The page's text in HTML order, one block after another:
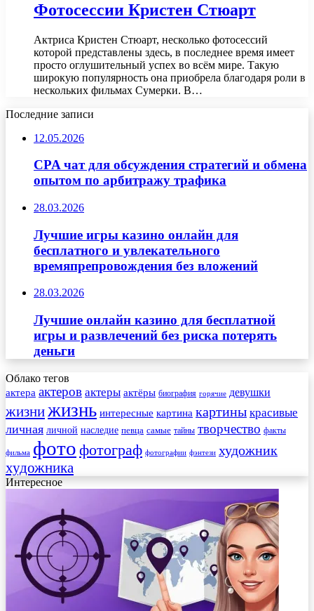
Фотосессии Кристен Стюарт
Актриса Кристен Стюарт, несколько фотосессий
которой представлены здесь, в последнее время имеет
просто оглушительный успех во всём мире. Такую
широкую популярность она приобрела благодаря роли в
нескольких фильмах Сумерки. В…
Последние записи
12.05.2026
CPA чат для обсуждения стратегий и обмена
опытом по арбитражу трафика
28.03.2026
Лучшие игры казино онлайн для
бесплатного и увлекательного
времяпрепровождения без вложений
28.03.2026
Лучшие онлайн казино для бесплатной
игры и развлечений без риска потерять
деньги
Облако тегов
актера актеров актеры актёры биография горячие девушки
жизнижизнь интересные картина картины красивые
личная личной наследие певца самые тайны творчество факты
фильма фото фотограф фотографии фэнтези художник
художника
Интересное